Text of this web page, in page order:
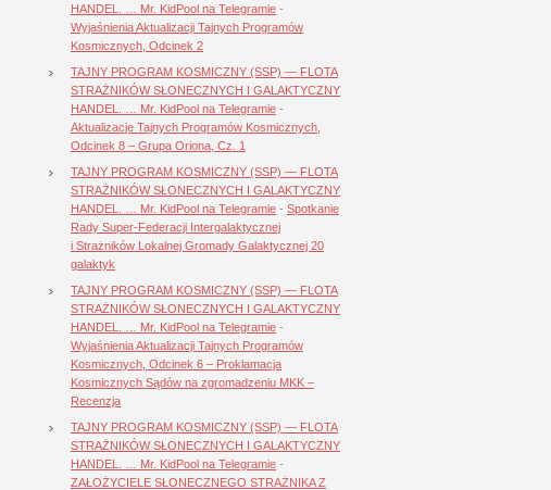
HANDEL. … Mr. KidPool na Telegramie -
Wyjaśnienia Aktualizacji Tajnych Programów
Kosmicznych, Odcinek 2
TAJNY PROGRAM KOSMICZNY (SSP) — FLOTA
STRAŻNIKÓW SŁONECZNYCH I GALAKTYCZNY
HANDEL. … Mr. KidPool na Telegramie -
Aktualizacje Tajnych Programów Kosmicznych,
Odcinek 8 – Grupa Oriona, Cz. 1
TAJNY PROGRAM KOSMICZNY (SSP) — FLOTA
STRAŻNIKÓW SŁONECZNYCH I GALAKTYCZNY
HANDEL. … Mr. KidPool na Telegramie - Spotkanie
Rady Super-Federacji Intergalaktycznej
i Strażników Lokalnej Gromady Galaktycznej 20
galaktyk
TAJNY PROGRAM KOSMICZNY (SSP) — FLOTA
STRAŻNIKÓW SŁONECZNYCH I GALAKTYCZNY
HANDEL. … Mr. KidPool na Telegramie -
Wyjaśnienia Aktualizacji Tajnych Programów
Kosmicznych, Odcinek 6 – Proklamacja
Kosmicznych Sądów na zgromadzeniu MKK –
Recenzja
TAJNY PROGRAM KOSMICZNY (SSP) — FLOTA
STRAŻNIKÓW SŁONECZNYCH I GALAKTYCZNY
HANDEL. … Mr. KidPool na Telegramie -
ZAŁOŻYCIELE SŁONECZNEGO STRAŻNIKA Z